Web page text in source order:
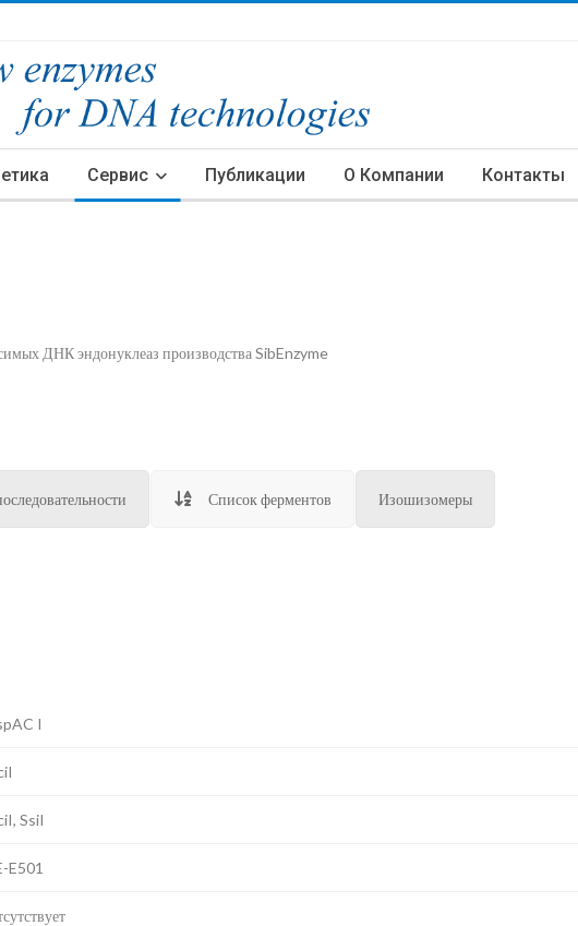
Сервис Публикации О Компании Контакты
ДНК эндонуклеаз производства SibEnzyme
Список ферментов Изошизомеры
I
SsiI
E501